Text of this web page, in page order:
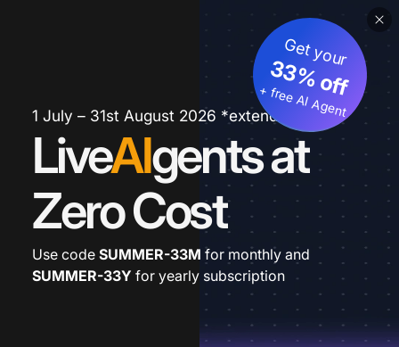
1 July – 31st August 2026 *extended
LiveAIgents at
Zero Cost
Get your
33% off
+ free AI Agent
Use code SUMMER-33M for monthly and
SUMMER-33Y for yearly subscription